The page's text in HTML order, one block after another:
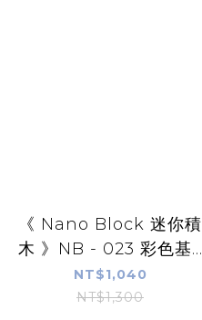
《 Nano Block 迷你積
木 》NB - 023 彩色基...
NT$1,040
NT$1,300